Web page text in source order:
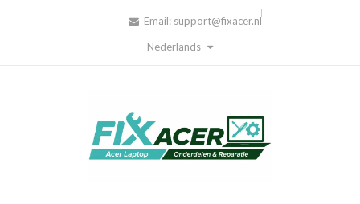
Email: support@fixacer.nl
Nederlands